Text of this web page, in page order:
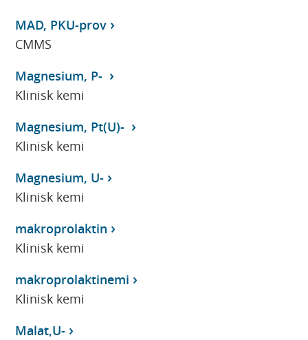
MAD, PKU-prov
CMMS
Magnesium, P-
Klinisk kemi
Magnesium, Pt(U)-
Klinisk kemi
Magnesium, U-
Klinisk kemi
makroprolaktin
Klinisk kemi
makroprolaktinemi
Klinisk kemi
Malat,U-